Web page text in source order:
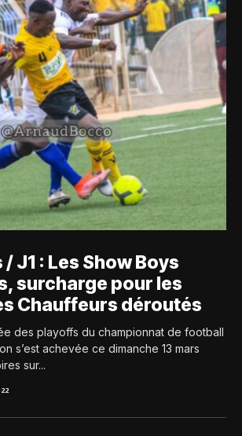
J1 : Les Show Boys
surcharge pour les
Chauffeurs déroutés
des playoffs du championnat de football
s’est achevée ce dimanche 13 mars
sur...